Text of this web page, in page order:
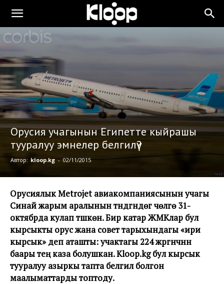
Орусия учагынын Египетте кыйрашы
тууралуу эмнелер белгилүү?
Автор: kloop.kg - 02/11/2015
ОрусиялыкMetrojet авиакомпаниясынын учагы
Синай жарым аралынын түндүгүндөгү чөлгө 31-
октябрда кулап түшкөн. Бир катар ЖМКлар бул
кырсыкты орус жана совет тарыхындагы «ири
кырсык» деп аташты: учактагы 224 жүргүнчүнүн
баары тең каза болушкан. Kloop.kg бул кырсык
тууралуу азыркы тапта белгилүү болгон
маалыматтарды топтоду.